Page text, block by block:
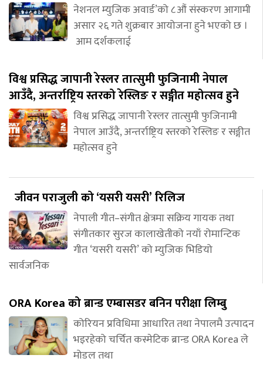
नेशनल म्युजिक अवार्ड’को ८औं संस्करण आगामी
असार २६ गते शुक्रबार आयोजना हुने भएको छ ।
आम दर्शकलाई
विश्व प्रसिद्ध जापानी रेस्लर तात्सुमी फुजिनामी नेपाल
आउँदै, अन्तर्राष्ट्रिय स्तरको रेस्लिङ र सङ्गीत महोत्सव हुने
विश्व प्रसिद्ध जापानी रेस्लर तात्सुमी फुजिनामी
नेपाल आउँदै, अन्तर्राष्ट्रिय स्तरको रेस्लिङ र सङ्गीत
महोत्सव हुने
जीवन पराजुली को ‘यसरी यसरी’ रिलिज
नेपाली गीत–संगीत क्षेत्रमा सक्रिय गायक तथा
संगीतकार सुरज कालाखेतीको नयाँ रोमान्टिक
गीत ‘यसरी यसरी’ को म्युजिक भिडियो
सार्वजनिक
ORA Korea को ब्रान्ड एम्बासडर बनिन परीक्षा लिम्बु
कोरियन प्रविधिमा आधारित तथा नेपालमै उत्पादन
भइरहेको चर्चित कस्मेटिक ब्रान्ड ORA Korea ले
मोडल तथा